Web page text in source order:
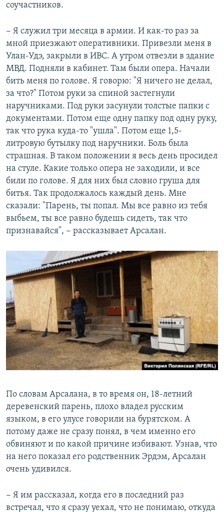
соучастников.
− Я служил три месяца в армии. И как-то раз за
мной приезжают оперативники. Привезли меня в
Улан-Удэ, закрыли в ИВС. А утром отвезли в здание
МВД. Подняли в кабинет. Там были опера. Начали
бить меня по голове. Я говорю: "Я ничего не делал,
за что?" Потом руки за спиной застегнули
наручниками. Под руки засунули толстые папки с
документами. Потом еще одну папку под одну руку,
так что рука куда-то "ушла". Потом еще 1,5-
литровую бутылку под наручники. Боль была
страшная. В таком положении я весь день просидел
на стуле. Какие только опера не заходили, и все
били по голове. Я для них был словно груша для
битья. Так продолжалось каждый день. Мне
сказали: "Парень, ты попал. Мы все равно из тебя
выбьем, ты все равно будешь сидеть, так что
признавайся", − рассказывает Арсалан.
По словам Арсалана, в то время он, 18-летний
деревенский парень, плохо владел русским
языком, в его улусе говорили на бурятском. А
потому даже не сразу понял, в чем именно его
обвиняют и по какой причине избивают. Узнав, что
на него показал его родственник Эрдэм, Арсалан
очень удивился.
− Я им рассказал, когда его в последний раз
встречал, что я сразу уехал, что не понимаю, откуда